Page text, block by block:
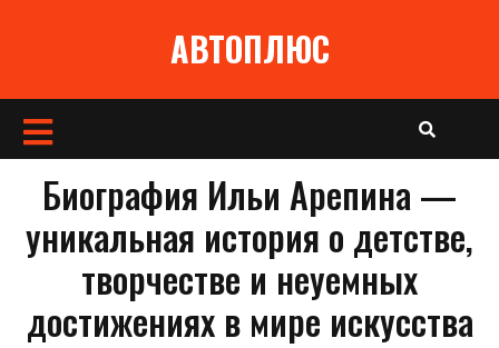
АВТОПЛЮС
Кнопка
Открыть
Биография Ильи Арепина —
уникальная история о детстве,
творчестве и неуемных
достижениях в мире искусства